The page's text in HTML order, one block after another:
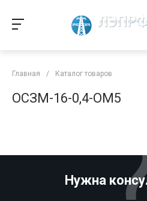
Главная / Каталог товаров
ОСЗМ-16-0,4-ОМ5
Нужна